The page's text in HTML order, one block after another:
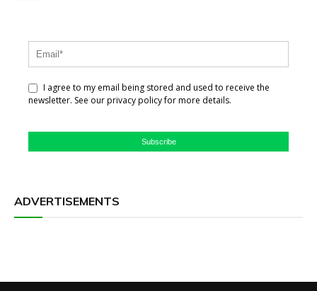
I agree to my email being stored and used to receive the
newsletter. See our privacy policy for more details.
Subscribe
ADVERTISEMENTS